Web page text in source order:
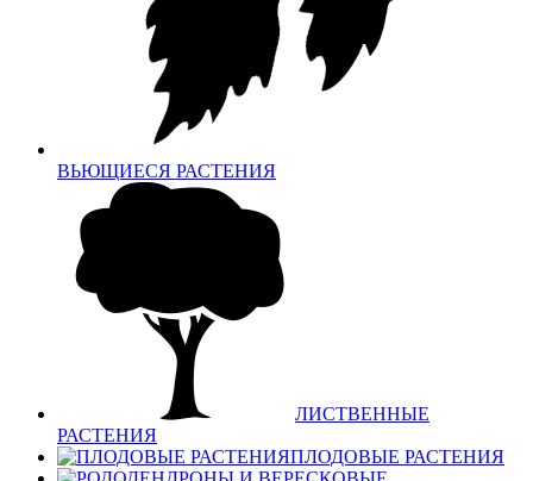
ВЬЮЩИЕСЯ РАСТЕНИЯ
ЛИСТВЕННЫЕ
РАСТЕНИЯ
ПЛОДОВЫЕ РАСТЕНИЯ